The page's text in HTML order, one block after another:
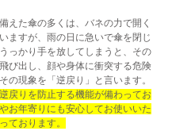
えた傘の多くは、バネの力で開く
ますが、雨の日に急いで傘を閉じ
っかり手を放してしまうと、その
び出し、顔や身体に衝突する危険
の現象を「逆戻り」と言います。
戻りを防止する機能が備わってお
お年寄りにも安心してお使いいた
ております。